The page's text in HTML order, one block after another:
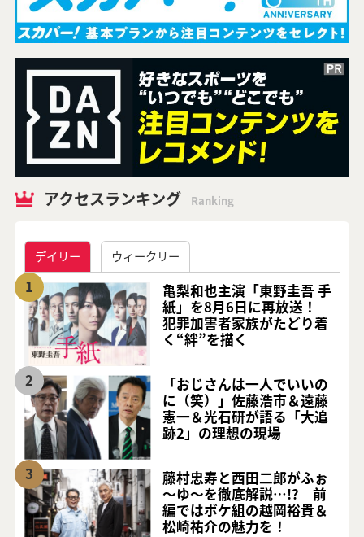
アクセスランキング Ranking
デイリー ウィークリー
1
亀梨和也主演「東野圭吾 手
紙」を8月6日に再放送！
犯罪加害者家族がたどり着
く“絆”を描く
2
「おじさんは一人でいいの
に（笑）」佐藤浩市＆遠藤
憲一＆光石研が語る「大追
跡2」の理想の現場
3
藤村忠寿と西田二郎がふぉ
～ゆ～を徹底解説…!? 前
編ではボケ組の越岡裕貴＆
松崎祐介の魅力を！